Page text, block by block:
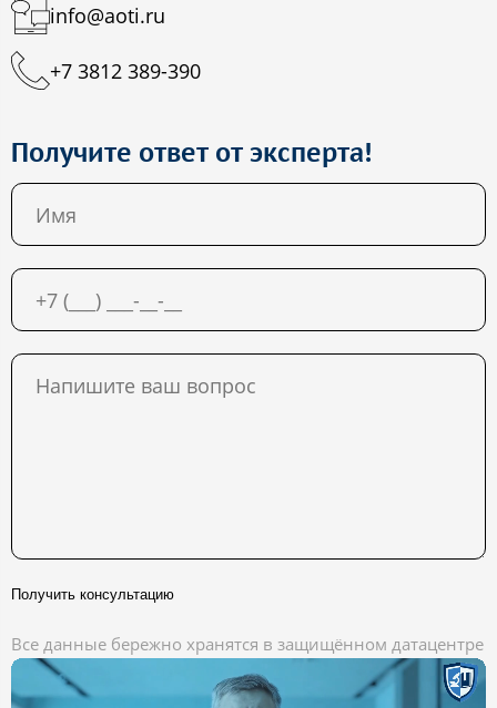
info@aoti.ru
+7 3812 389-390
Получите ответ от эксперта!
Получить консультацию
Все данные бережно хранятся в защищённом датацентре